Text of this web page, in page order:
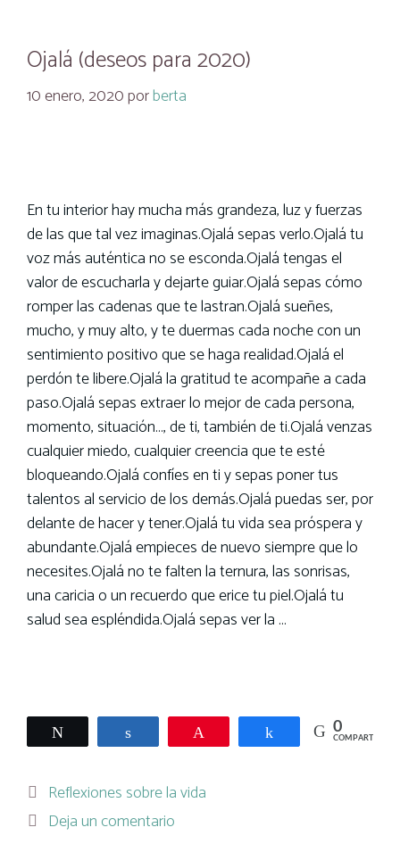
Ojalá (deseos para 2020)
10 enero, 2020porberta
En tu interior hay mucha más grandeza, luz y fuerzas
de las que tal vez imaginas.Ojalá sepas verlo.Ojalá tu
voz más auténtica no se esconda.Ojalá tengas el
valor de escucharla y dejarte guiar.Ojalá sepas cómo
romper las cadenas que te lastran.Ojalá sueñes,
mucho, y muy alto, y te duermas cada noche con un
sentimiento positivo que se haga realidad.Ojalá el
perdón te libere.Ojalá la gratitud te acompañe a cada
paso.Ojalá sepas extraer lo mejor de cada persona,
momento, situación…, de ti, también de ti.Ojalá venzas
cualquier miedo, cualquier creencia que te esté
bloqueando.Ojalá confíes en ti y sepas poner tus
talentos al servicio de los demás.Ojalá puedas ser, por
delante de hacer y tener.Ojalá tu vida sea próspera y
abundante.Ojalá empieces de nuevo siempre que lo
necesites.Ojalá no te falten la ternura, las sonrisas,
una caricia o un recuerdo que erice tu piel.Ojalá tu
salud sea espléndida.Ojalá sepas ver la …
Compartir Compartir
0
COMPARTIR
Categorías
Reflexiones sobre la vida
Deja un comentario